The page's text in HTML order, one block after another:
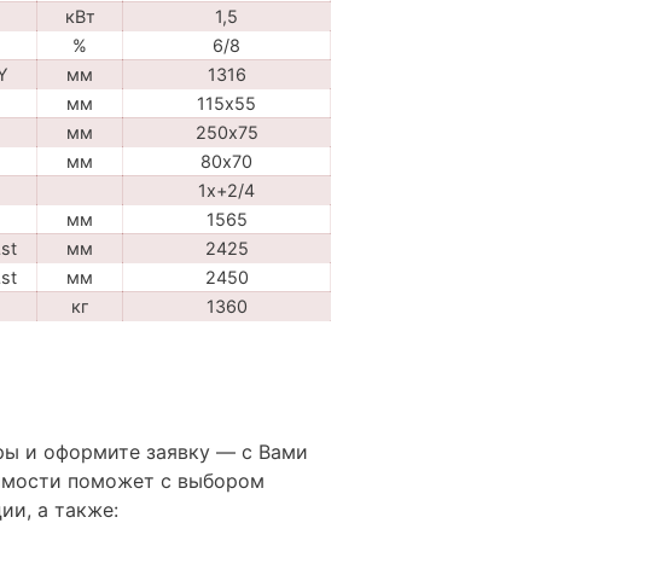
кВт
1,5
%
6/8
мм
1316
мм
115х55
мм
250х75
мм
80х70
1x+2/4
мм
1565
мм
2425
мм
2450
кг 1360
и оформите заявку — с Вами
поможет с выбором
а также: